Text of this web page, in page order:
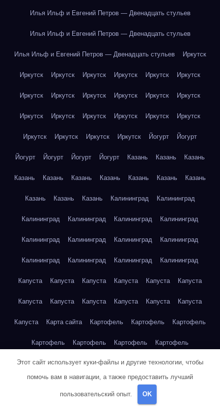
Илья Ильф и Евгений Петров — Двенадцать стульев
Илья Ильф и Евгений Петров — Двенадцать стульев
Илья Ильф и Евгений Петров — Двенадцать стульев Иркутск
Иркутск Иркутск Иркутск Иркутск Иркутск Иркутск
Иркутск Иркутск Иркутск Иркутск Иркутск Иркутск
Иркутск Иркутск Иркутск Иркутск Иркутск Иркутск
Иркутск Иркутск Иркутск Иркутск Йогурт Йогурт
Йогурт Йогурт Йогурт Йогурт Казань Казань Казань
Казань Казань Казань Казань Казань Казань Казань
Казань Казань Казань Калининград Калининград
Калининград Калининград Калининград Калининград
Калининград Калининград Калининград Калининград
Калининград Калининград Калининград Калининград
Капуста Капуста Капуста Капуста Капуста Капуста
Капуста Капуста Капуста Капуста Капуста Капуста
Капуста Карта сайта Картофель Картофель Картофель
Картофель Картофель Картофель Картофель
Картофель Картофель Кейптаун Кейптаун Кейптаун
Кейптаун
Кейптаун
Этот сайт использует куки-файлы и другие технологии, чтобы
помочь вам в навигации, а также предоставить лучший
пользовательский опыт. OK